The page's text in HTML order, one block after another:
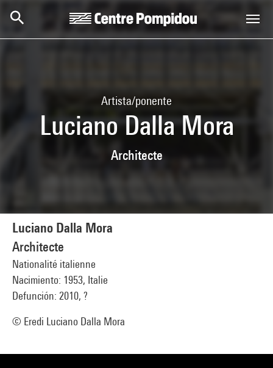
Artista/ponente
Luciano Dalla Mora
Architecte
Luciano Dalla Mora
Architecte
Nationalité italienne
Nacimiento: 1953, Italie
Defunción: 2010, ?
© Eredi Luciano Dalla Mora